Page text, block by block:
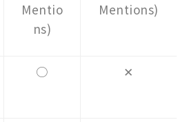
Mentio
ns)
Mentions)
○ ✕